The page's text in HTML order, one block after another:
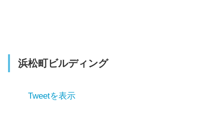
浜松町ビルディング
Tweetを表示